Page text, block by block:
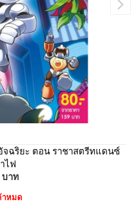
ฉริยะ ตอน ราชาสตรีทแดนซ์
ไฟ
บาท
หมด